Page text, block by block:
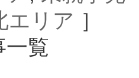
エリア ］
一覧